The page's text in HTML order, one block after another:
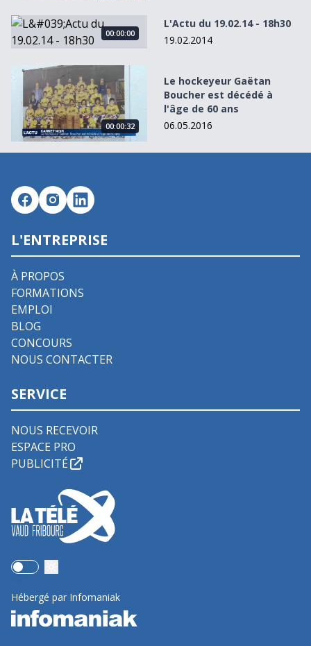
L&#039;Actu du 19.02.14 - 18h30
00:00:00
L'Actu du 19.02.14 - 18h30
19.02.2014
Le hockeyeur Gaëtan Boucher est décédé à l&#039;âge
00:00:32
Le hockeyeur Gaëtan
Boucher est décédé à
l'âge de 60 ans
06.05.2016
L'ENTREPRISE
À PROPOS
FORMATIONS
EMPLOI
BLOG
CONCOURS
NOUS CONTACTER
SERVICE
NOUS RECEVOIR
ESPACE PRO
PUBLICITÉ
Use setting
Hébergé par Infomaniak